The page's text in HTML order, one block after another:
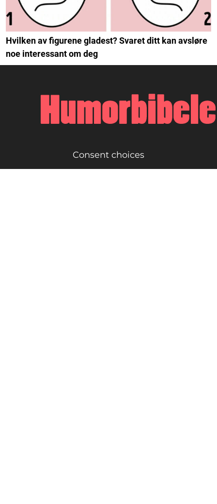
Hvilken av figurene gladest? Svaret ditt kan avsløre
noe interessant om deg
Consent choices